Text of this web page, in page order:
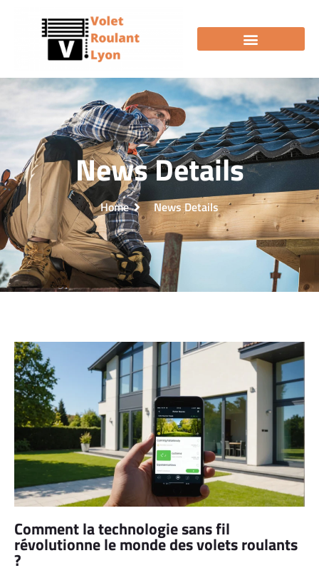
News Details
Home News Details
Comment la technologie sans fil
révolutionne le monde des volets roulants
?